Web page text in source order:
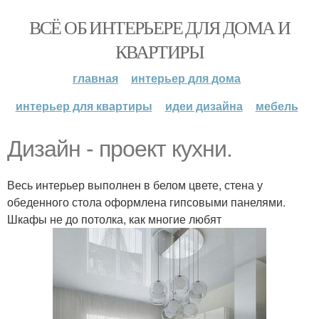
ВСЁ ОБ ИНТЕРЬЕРЕ ДЛЯ ДОМА И
КВАРТИРЫ
главная
интерьер для дома
интерьер для квартиры
идеи дизайна мебель
Дизайн - проект кухни.
Весь интерьер выполнен в белом цвете, стена у
обеденного стола оформлена гипсовыми панелями.
Шкафы не до потолка, как многие любят